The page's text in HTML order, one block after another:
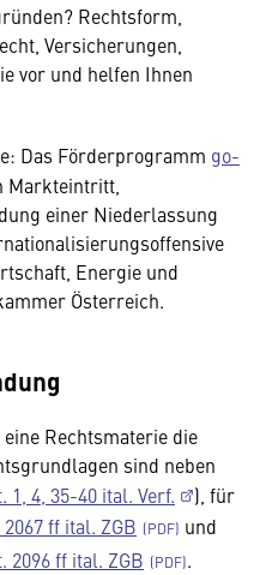
Rechtsform,
Versicherungen,
vor und helfen Ihnen
Das Förderprogramm go-
Markteintritt,
einer Niederlassung
Energie und
Österreich.
Rechtsmaterie die
sind neben
1, 4, 35-40 ital. Verf.
), für
ff ital. ZGB
und
2096 ff ital. ZGB
.